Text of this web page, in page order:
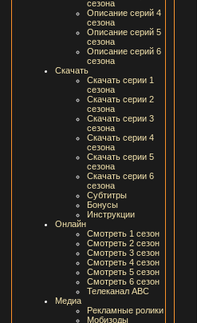
сезона
Описание серий 4
сезона
Описание серий 5
сезона
Описание серий 6
сезона
Скачать
Скачать серии 1
сезона
Скачать серии 2
сезона
Скачать серии 3
сезона
Скачать серии 4
сезона
Скачать серии 5
сезона
Скачать серии 6
сезона
Субтитры
Бонусы
Инструкции
Онлайн
Смотреть 1 сезон
Смотреть 2 сезон
Смотреть 3 сезон
Смотреть 4 сезон
Смотреть 5 сезон
Смотреть 6 сезон
Телеканал ABC
Медиа
Рекламные ролики
Мобизоды